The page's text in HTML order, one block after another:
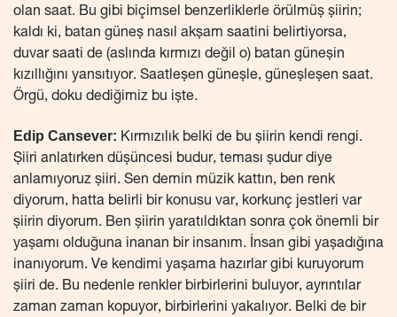
olan saat. Bu gibi biçimsel benzerliklerle örülmüş şiirin;
kaldı ki, batan güneş nasıl akşam saatini belirtiyorsa,
duvar saati de (aslında kırmızı değil o) batan güneşin
kızıllığını yansıtıyor. Saatleşen güneşle, güneşleşen saat.
Örgü, doku dediğimiz bu işte.
Edip Cansever: Kırmızılık belki de bu şiirin kendi rengi.
Şiiri anlatırken düşüncesi budur, teması şudur diye
anlamıyoruz şiiri. Sen demin müzik kattın, ben renk
diyorum, hatta belirli bir konusu var, korkunç jestleri var
şiirin diyorum. Ben şiirin yaratıldıktan sonra çok önemli bir
yaşamı olduğuna inanan bir insanım. İnsan gibi yaşadığına
inanıyorum. Ve kendimi yaşama hazırlar gibi kuruyorum
şiiri de. Bu nedenle renkler birbirlerini buluyor, ayrıntılar
zaman zaman kopuyor, birbirlerini yakalıyor. Belki de bir